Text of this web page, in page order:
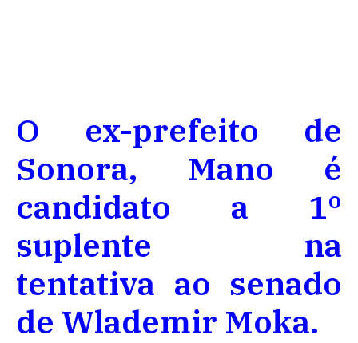
O ex-prefeito de
Sonora, Mano é
candidato a 1º
suplente na
tentativa ao senado
de Wlademir Moka.